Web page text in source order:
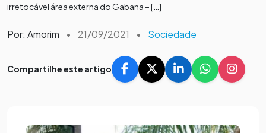
irretocável área externa do Gabana – […]
Por: Amorim • 21/09/2021 • Sociedade
Compartilhe este artigo